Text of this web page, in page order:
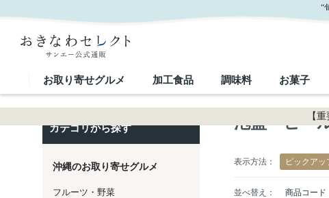
“
お取り寄せグルメ
フ
加工食品
缶
調味料
砂
お菓子
黒糖
泡盛
ス
メ
沖
【
カテゴリから探す
沖縄のお取り寄せグルメ
フルーツ・野菜
泡盛・ビー
表示方法： ピックアッ
並べ替え： 商品コード